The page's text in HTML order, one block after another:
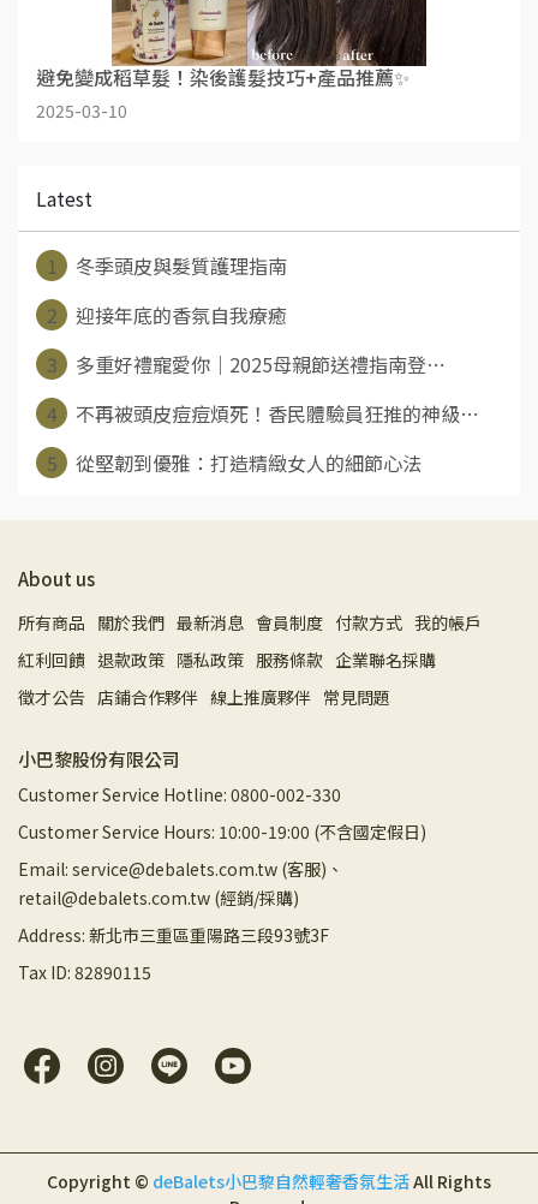
避免變成稻草髮！染後護髮技巧+產品推薦✨
2025-03-10
Latest
1
冬季頭皮與髮質護理指南
2
迎接年底的香氛自我療癒
3
多重好禮寵愛你｜2025母親節送禮指南登⋯
4
不再被頭皮痘痘煩死！香民體驗員狂推的神級⋯
5
從堅韌到優雅：打造精緻女人的細節心法
About us
所有商品 關於我們 最新消息 會員制度 付款方式 我的帳戶
紅利回饋 退款政策 隱私政策 服務條款 企業聯名採購
徵才公告 店鋪合作夥伴 線上推廣夥伴 常見問題
小巴黎股份有限公司
Customer Service Hotline: 0800-002-330
Customer Service Hours: 10:00-19:00 (不含國定假日)
Email: service@debalets.com.tw (客服)、
retail@debalets.com.tw (經銷/採購)
Address: 新北市三重區重陽路三段93號3F
Tax ID: 82890115
Copyright © deBalets小巴黎自然輕奢香氛生活All Rights